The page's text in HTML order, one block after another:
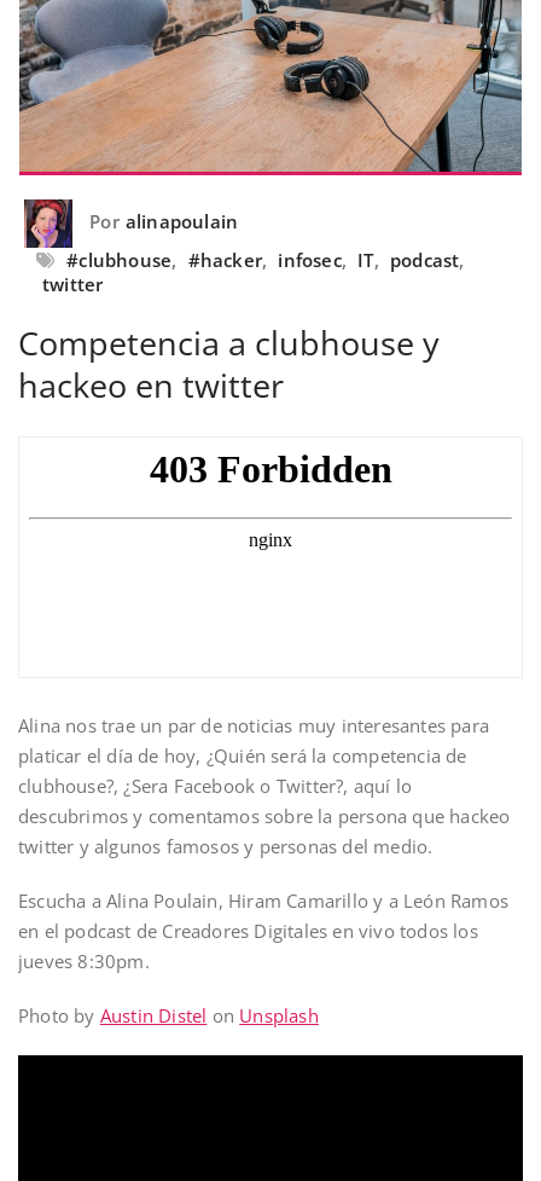
Por alinapoulain
#clubhouse, #hacker, infosec, IT, podcast,
twitter
Competencia a clubhouse y
hackeo en twitter
Alina nos trae un par de noticias muy interesantes para
platicar el día de hoy, ¿Quién será la competencia de
clubhouse?, ¿Sera Facebook o Twitter?, aquí lo
descubrimos y comentamos sobre la persona que hackeo
twitter y algunos famosos y personas del medio.
Escucha a Alina Poulain, Hiram Camarillo y a León Ramos
en el podcast de Creadores Digitales en vivo todos los
jueves 8:30pm.
Photo by Austin Distel on Unsplash